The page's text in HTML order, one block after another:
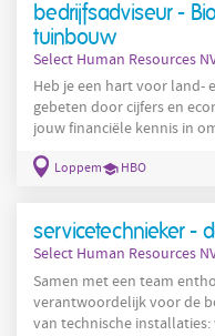
d’initiatives favorisant la
bedrijfsadviseur -
tuinbouw
Select Human Resources
Heb je een hart voor land-
gebeten door cijfers en economie? Als
jouw financiële kennis in
aangevuld met af en toe ook KMO’s. Dus als
denkt en zoekt steeds naar
Loppem HBO
servicetechnieker -
Select Human Resources
Samen met een team
verantwoordelijk voor de
van technische